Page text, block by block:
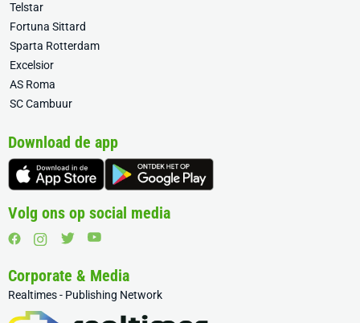
Telstar
Fortuna Sittard
Sparta Rotterdam
Excelsior
AS Roma
SC Cambuur
Download de app
Volg ons op social media
Corporate & Media
Realtimes - Publishing Network